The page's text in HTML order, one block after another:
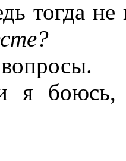
тогда
боюсь,